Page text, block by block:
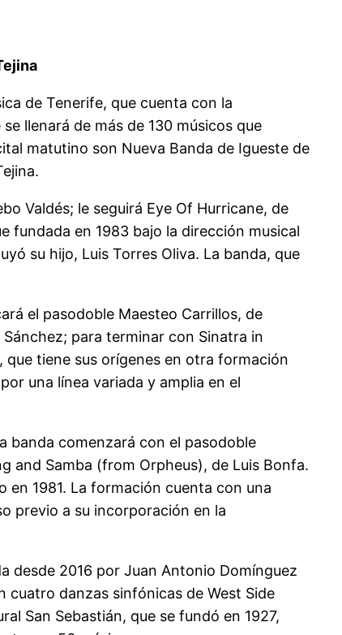
de Tenerife, que cuenta con la
llenará de más de 130 músicos que
matutino son Nueva Banda de Igueste de
Valdés; le seguirá Eye Of Hurricane, de
fundada en 1983 bajo la dirección musical
su hijo, Luis Torres Oliva. La banda, que
el pasodoble Maesteo Carrillos, de
para terminar con Sinatra in
tiene sus orígenes en otra formación
una línea variada y amplia en el
banda comenzará con el pasodoble
and Samba (from Orpheus), de Luis Bonfa.
en 1981. La formación cuenta con una
previo a su incorporación en la
desde 2016 por Juan Antonio Domínguez
danzas sinfónicas de West Side
San Sebastián, que se fundó en 1927,